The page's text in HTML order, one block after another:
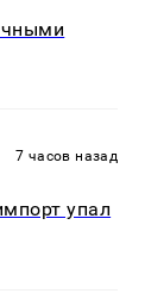
7 часов назад
упал